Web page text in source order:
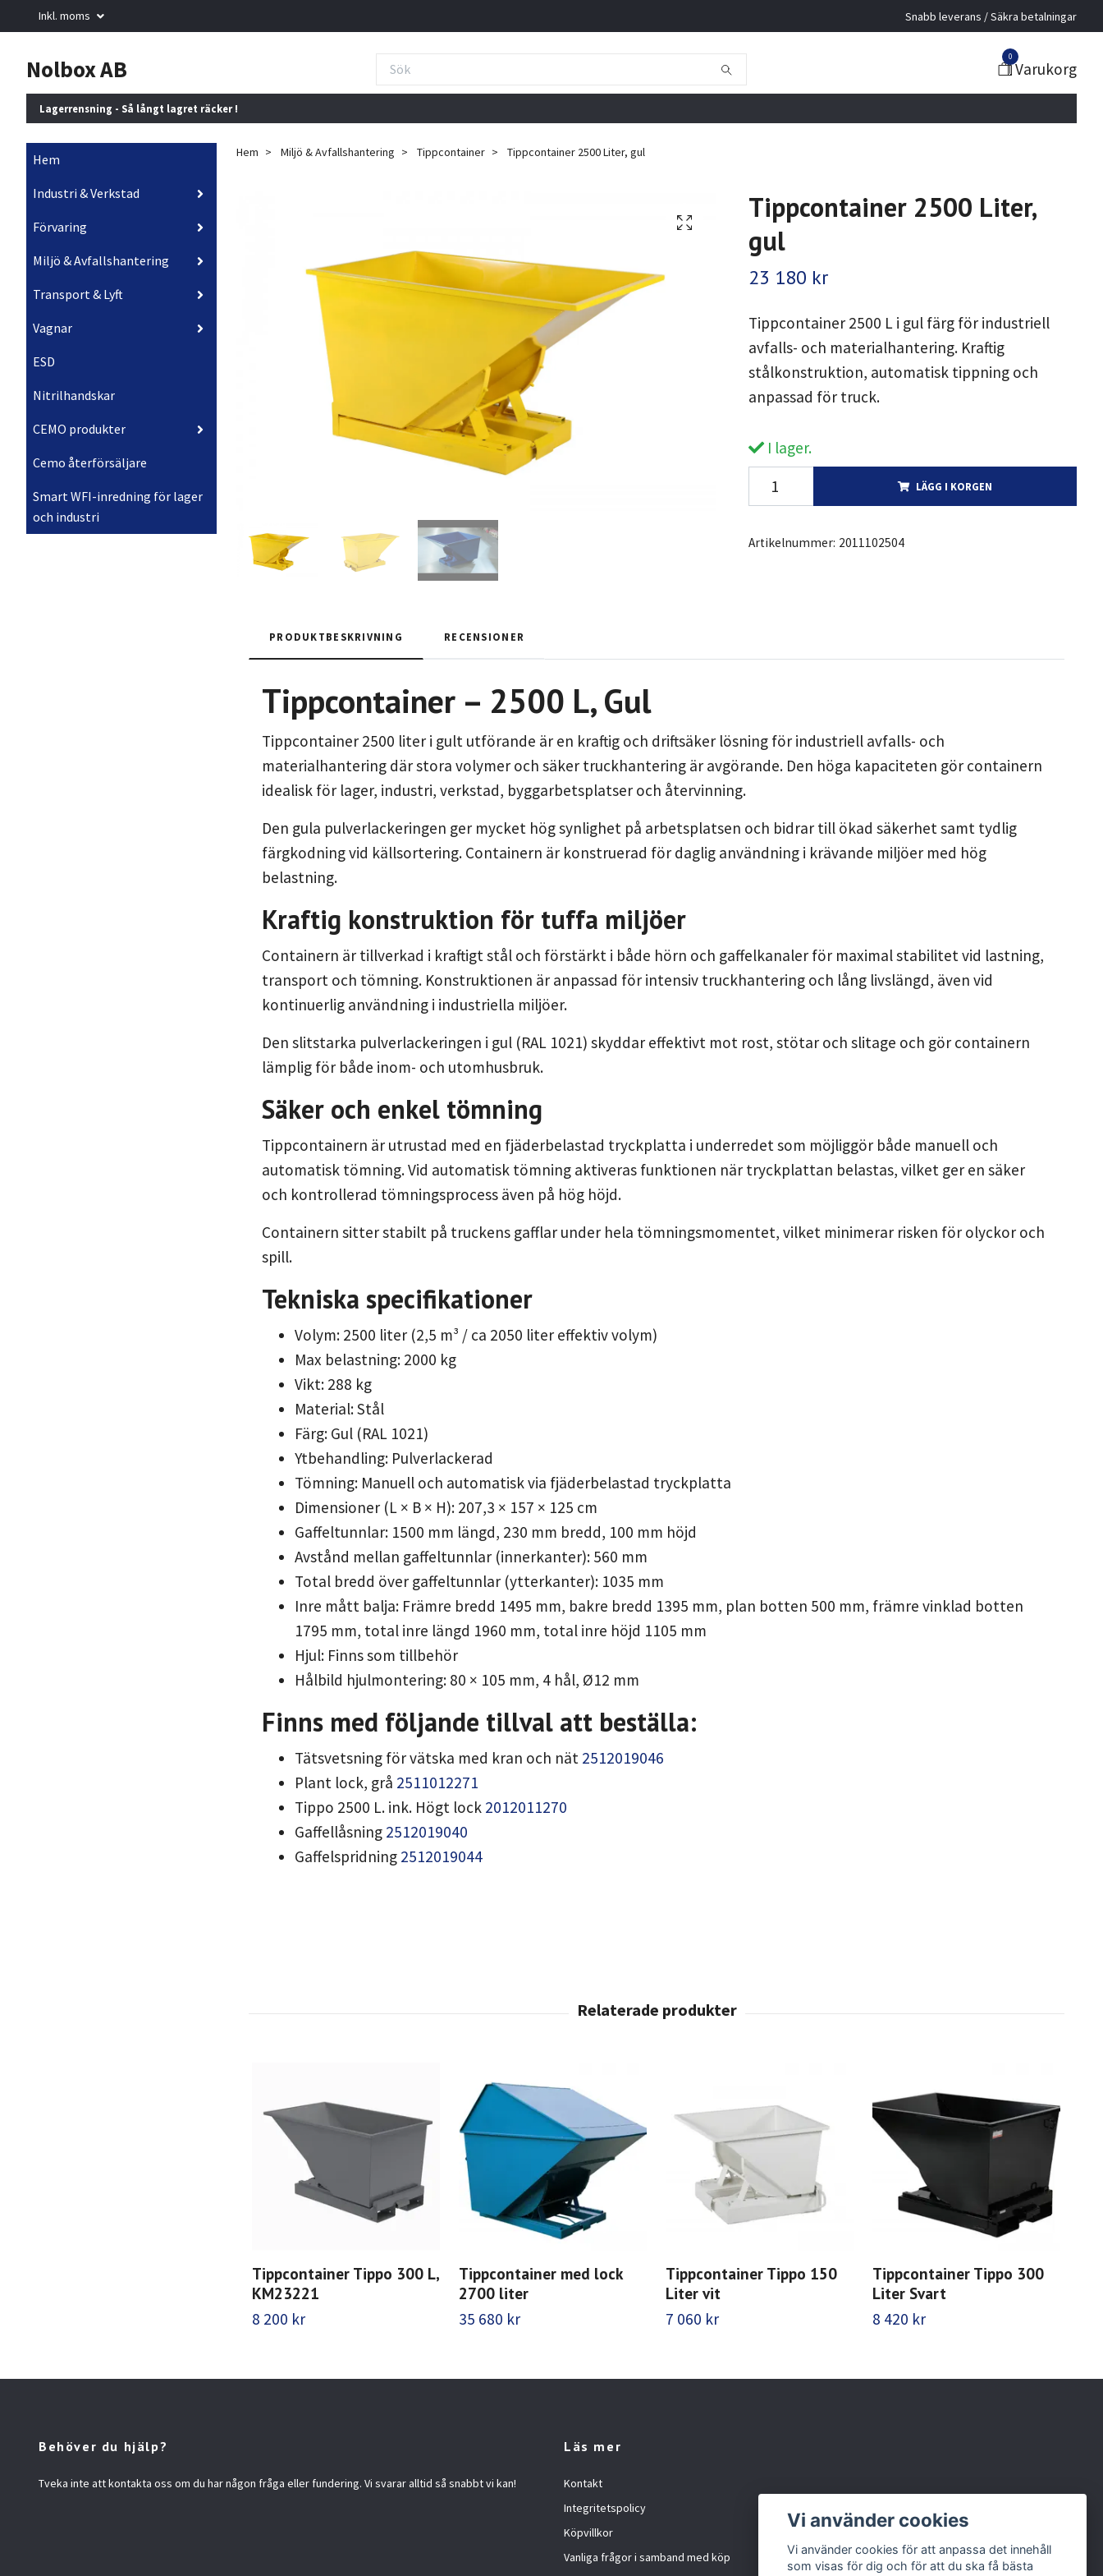
Inkl. moms Snabb leverans / Säkra betalningar
Nolbox AB 0
Varukorg
Lagerrensning - Så långt lagret räcker !
Hem
Industri & Verkstad
Förvaring
Miljö & Avfallshantering
Transport & Lyft
Vagnar
ESD
Nitrilhandskar
CEMO produkter
Cemo återförsäljare
Smart WFI-inredning för lager
och industri
Hem Miljö & Avfallshantering Tippcontainer Tippcontainer 2500 Liter, gul
Tippcontainer 2500 Liter,
gul
23 180 kr
Tippcontainer 2500 L i gul färg för industriell
avfalls- och materialhantering. Kraftig
stålkonstruktion, automatisk tippning och
anpassad för truck.
I lager.
LÄGG I KORGEN
Artikelnummer: 2011102504
PRODUKTBESKRIVNING RECENSIONER
Tippcontainer – 2500 L, Gul
Tippcontainer 2500 liter i gult utförande är en kraftig och driftsäker lösning för industriell avfalls- och
materialhantering där stora volymer och säker truckhantering är avgörande. Den höga kapaciteten gör containern
idealisk för lager, industri, verkstad, byggarbetsplatser och återvinning.
Den gula pulverlackeringen ger mycket hög synlighet på arbetsplatsen och bidrar till ökad säkerhet samt tydlig
färgkodning vid källsortering. Containern är konstruerad för daglig användning i krävande miljöer med hög
belastning.
Kraftig konstruktion för tuffa miljöer
Containern är tillverkad i kraftigt stål och förstärkt i både hörn och gaffelkanaler för maximal stabilitet vid lastning,
transport och tömning. Konstruktionen är anpassad för intensiv truckhantering och lång livslängd, även vid
kontinuerlig användning i industriella miljöer.
Den slitstarka pulverlackeringen i gul (RAL 1021) skyddar effektivt mot rost, stötar och slitage och gör containern
lämplig för både inom- och utomhusbruk.
Säker och enkel tömning
Tippcontainern är utrustad med en fjäderbelastad tryckplatta i underredet som möjliggör både manuell och
automatisk tömning. Vid automatisk tömning aktiveras funktionen när tryckplattan belastas, vilket ger en säker
och kontrollerad tömningsprocess även på hög höjd.
Containern sitter stabilt på truckens gafflar under hela tömningsmomentet, vilket minimerar risken för olyckor och
spill.
Tekniska specifikationer
Volym: 2500 liter (2,5 m³ / ca 2050 liter effektiv volym)
Max belastning: 2000 kg
Vikt: 288 kg
Material: Stål
Färg: Gul (RAL 1021)
Ytbehandling: Pulverlackerad
Tömning: Manuell och automatisk via fjäderbelastad tryckplatta
Dimensioner (L × B × H): 207,3 × 157 × 125 cm
Gaffeltunnlar: 1500 mm längd, 230 mm bredd, 100 mm höjd
Avstånd mellan gaffeltunnlar (innerkanter): 560 mm
Total bredd över gaffeltunnlar (ytterkanter): 1035 mm
Inre mått balja: Främre bredd 1495 mm, bakre bredd 1395 mm, plan botten 500 mm, främre vinklad botten
1795 mm, total inre längd 1960 mm, total inre höjd 1105 mm
Hjul: Finns som tillbehör
Hålbild hjulmontering: 80 × 105 mm, 4 hål, Ø12 mm
Finns med följande tillval att beställa:
Tätsvetsning för vätska med kran och nät 2512019046
Plant lock, grå 2511012271
Tippo 2500 L. ink. Högt lock 2012011270
Gaffellåsning 2512019040
Gaffelspridning 2512019044
Tippcontainer Tippo 300 L,
KM23221
8 200 kr
Tippcontainer med lock
2700 liter
35 680 kr
Tippcontainer Tippo 150
Liter vit
7 060 kr
Tippcontainer Tippo 300
Liter Svart
8 420 kr
Behöver du hjälp?
Tveka inte att kontakta oss om du har någon fråga eller fundering. Vi svarar alltid så snabbt vi kan!
Läs mer
Kontakt
Integritetspolicy
Köpvillkor
Vanliga frågor i samband med köp
Vi använder cookies
Vi använder cookies för att anpassa det innehåll
som visas för dig och för att du ska få bästa